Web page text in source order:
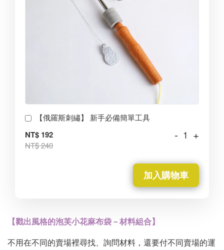
【俄羅斯刺繡】 新手必備簡單工具
NT$ 192
NT$ 240
- +
加入購物車
【戳出風格的泡芙小花麻布袋－材料組合】
不用在不同的賣場裡尋找、詢問材料，還要付不同賣場的運